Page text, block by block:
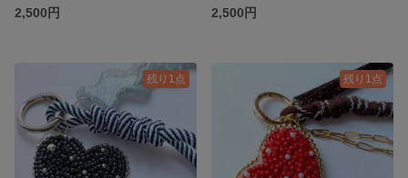
2,500円
2,500円
残り1点 残り1点